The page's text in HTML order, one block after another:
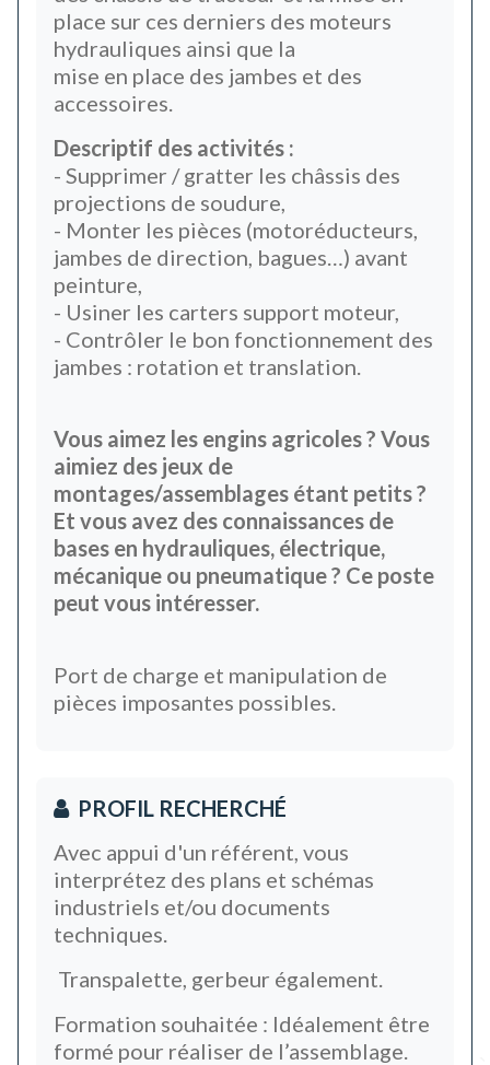
place sur ces derniers des moteurs
hydrauliques ainsi que la
mise en place des jambes et des
accessoires.
Descriptif des activités :
- Supprimer / gratter les châssis des
projections de soudure,
- Monter les pièces (motoréducteurs,
jambes de direction, bagues…) avant
peinture,
- Usiner les carters support moteur,
- Contrôler le bon fonctionnement des
jambes : rotation et translation.
Vous aimez les engins agricoles ? Vous
aimiez des jeux de
montages/assemblages étant petits ?
Et vous avez des connaissances de
bases en hydrauliques, électrique,
mécanique ou pneumatique ? Ce poste
peut vous intéresser.
Port de charge et manipulation de
pièces imposantes possibles.
PROFIL RECHERCHÉ
Avec appui d'un référent, vous
interprétez des plans et schémas
industriels et/ou documents
techniques.
Transpalette, gerbeur également.
Formation souhaitée : Idéalement être
formé pour réaliser de l’assemblage.